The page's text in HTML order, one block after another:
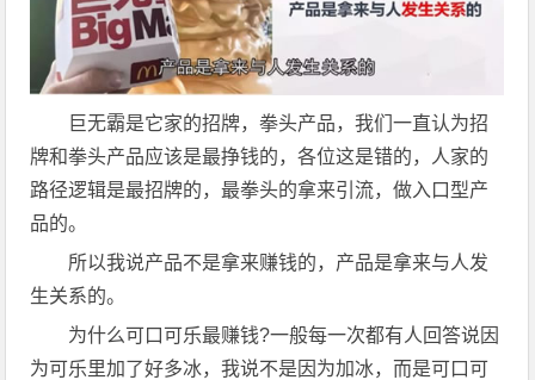
巨无霸是它家的招牌，拳头产品，我们一直认为招
牌和拳头产品应该是最挣钱的，各位这是错的，人家的
路径逻辑是最招牌的，最拳头的拿来引流，做入口型产
品的。
所以我说产品不是拿来赚钱的，产品是拿来与人发
生关系的。
为什么可口可乐最赚钱?一般每一次都有人回答说因
为可乐里加了好多冰，我说不是因为加冰，而是可口可